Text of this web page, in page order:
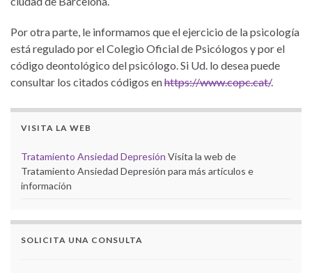
Por otra parte, le informamos que el ejercicio de la psicología
está regulado por el Colegio Oficial de Psicólogos y por el
código deontológico del psicólogo. Si Ud. lo desea puede
consultar los citados códigos enhttps://www.copc.cat/.
VISITA LA WEB
Tratamiento Ansiedad Depresión Visita la web de
Tratamiento Ansiedad Depresión para más artículos e
información
SOLICITA UNA CONSULTA